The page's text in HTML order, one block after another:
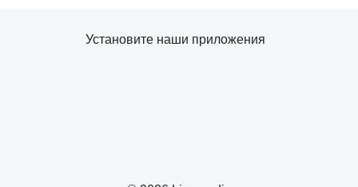
Установите наши приложения